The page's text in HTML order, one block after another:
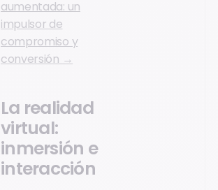
aumentada: un
impulsor de
compromiso y
conversión →
La realidad
virtual:
inmersión e
interacción